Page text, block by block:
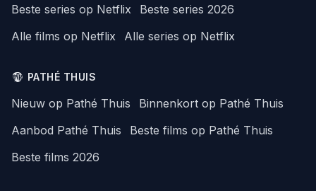
Beste series op Netflix
Beste series 2026
Alle films op Netflix
Alle series op Netflix
PATHÉ THUIS
Nieuw op Pathé Thuis
Binnenkort op Pathé Thuis
Aanbod Pathé Thuis
Beste films op Pathé Thuis
Beste films 2026